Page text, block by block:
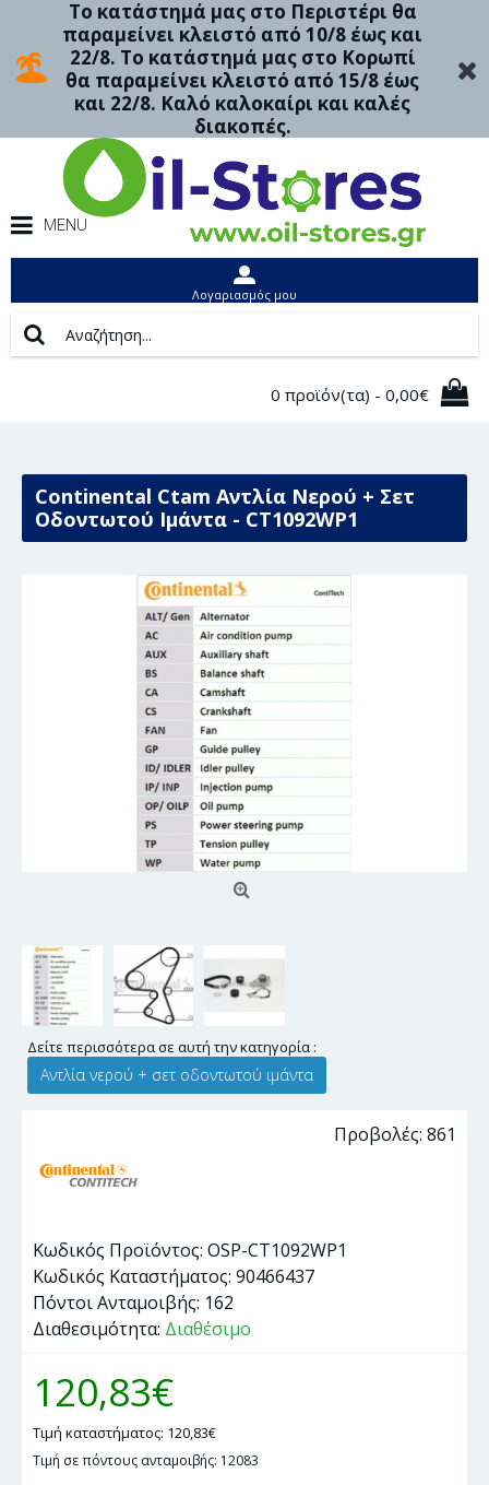
Το κατάστημά μας στο Περιστέρι θα
παραμείνει κλειστό από 10/8 έως και
22/8. Το κατάστημά μας στο Κορωπί
θα παραμείνει κλειστό από 15/8 έως
και 22/8. Καλό καλοκαίρι και καλές
διακοπές.
MENU
Λογαριασμός μου
0 προϊόν(τα) - 0,00€
Continental Ctam Αντλία Νερού + Σετ
Οδοντωτού Ιμάντα - CT1092WP1
Δείτε περισσότερα σε αυτή την κατηγορία :
Αντλία νερού + σετ οδοντωτού ιμάντα
Προβολές: 861
Κωδικός Προϊόντος: OSP-CT1092WP1
Κωδικός Καταστήματος: 90466437
Πόντοι Ανταμοιβής: 162
Διαθεσιμότητα: Διαθέσιμο
120,83€
Τιμή καταστήματος: 120,83€
Τιμή σε πόντους ανταμοιβής: 12083